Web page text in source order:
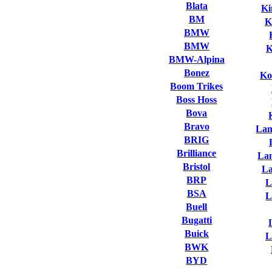
Blata
BM
BMW
BMW
BMW-Alpina
Bonez
Boom Trikes
Boss Hoss
Bova
Bravo
BRIG
Brilliance
Bristol
BRP
BSA
Buell
Bugatti
Buick
BWK
BYD